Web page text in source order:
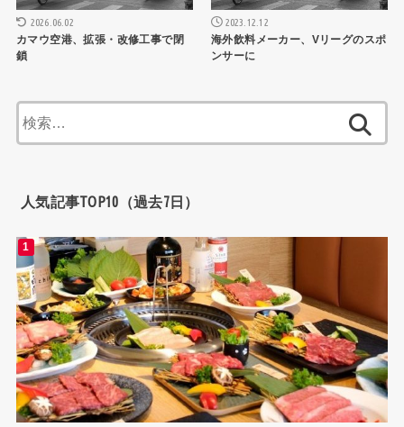
2026.06.02
カマウ空港、拡張・改修工事で閉
鎖
2023.12.12
海外飲料メーカー、Vリーグのスポ
ンサーに
索:
人気記事TOP10（過去7日）